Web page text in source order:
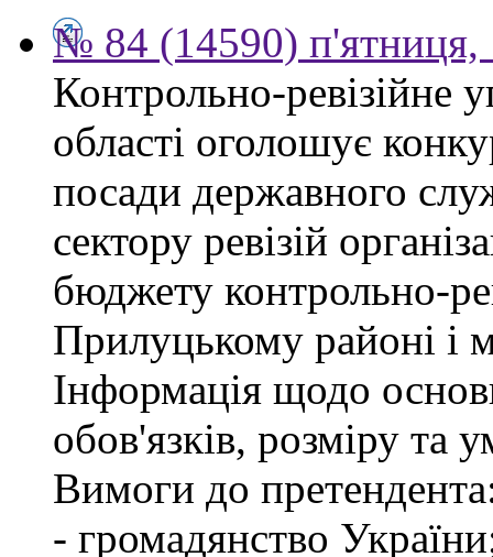
№ 84 (14590) п'ятниця,
Контрольно-ревізійне
області оголошує
посади державного
сектору ревізій
бюджету контрольно-
Прилуцькому районі і
Інформація щодо
обов'язків, розміру та
Вимоги до
- громадянство